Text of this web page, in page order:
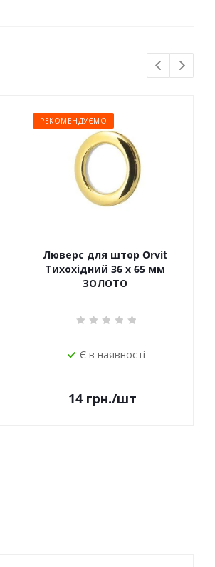
РЕКОМЕНДУЄМО
Люверс для штор Orvit
Тихохідний 36 х 65 мм
ЗОЛОТО
Є в наявності
14 грн./шт